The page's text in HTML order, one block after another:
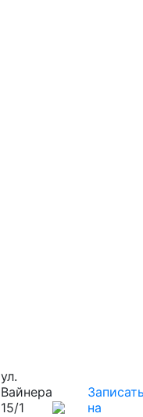
ул.
Вайнера
15/1
на